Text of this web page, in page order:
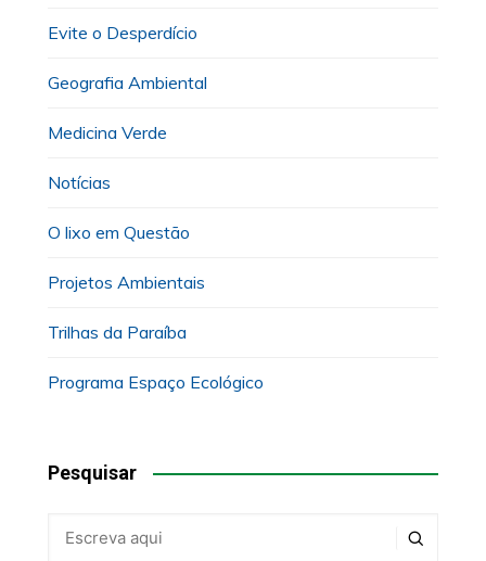
Evite o Desperdício
Geografia Ambiental
Medicina Verde
Notícias
O lixo em Questão
Projetos Ambientais
Trilhas da Paraíba
Programa Espaço Ecológico
Pesquisar